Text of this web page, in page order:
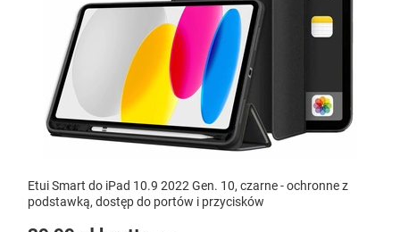
Etui Smart do iPad 10.9 2022 Gen. 10, czarne - ochronne z
podstawką, dostęp do portów i przycisków